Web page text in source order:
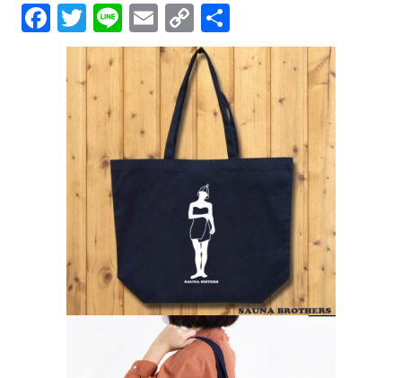
Facebook
Twitter
LineEmail
Copy
Link
有